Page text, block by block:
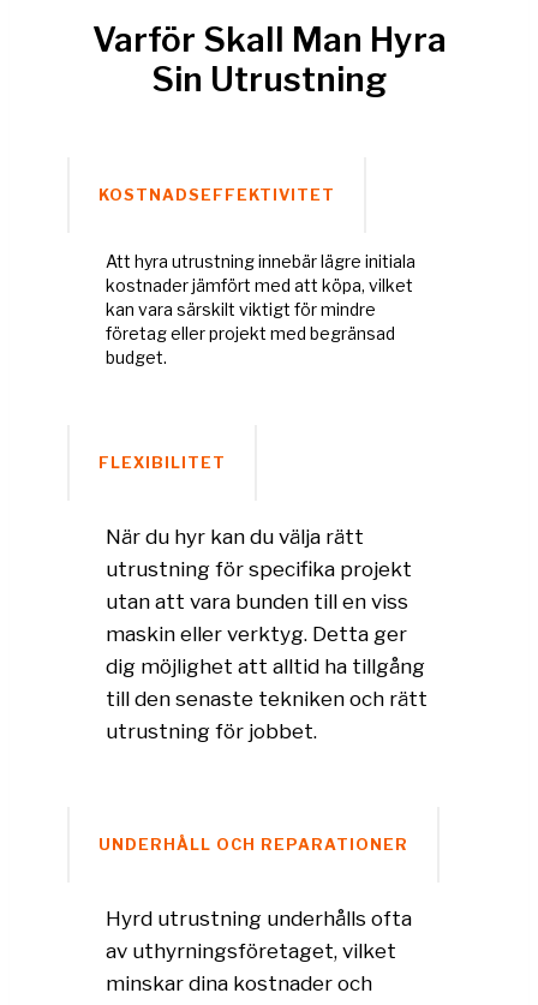
Varför Skall Man Hyra
Sin Utrustning
KOSTNADSEFFEKTIVITET
Att hyra utrustning innebär lägre initiala
kostnader jämfört med att köpa, vilket
kan vara särskilt viktigt för mindre
företag eller projekt med begränsad
budget.
FLEXIBILITET
När du hyr kan du välja rätt
utrustning för specifika projekt
utan att vara bunden till en viss
maskin eller verktyg. Detta ger
dig möjlighet att alltid ha tillgång
till den senaste tekniken och rätt
utrustning för jobbet.
UNDERHÅLL OCH REPARATIONER
Hyrd utrustning underhålls ofta
av uthyrningsföretaget, vilket
minskar dina kostnader och